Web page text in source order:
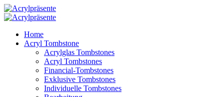
Home
Acryl Tombstone
Acrylglas Tombstones
Acryl Tombstones
Financial-Tombstones
Exklusive Tombstones
Individuelle Tombstones